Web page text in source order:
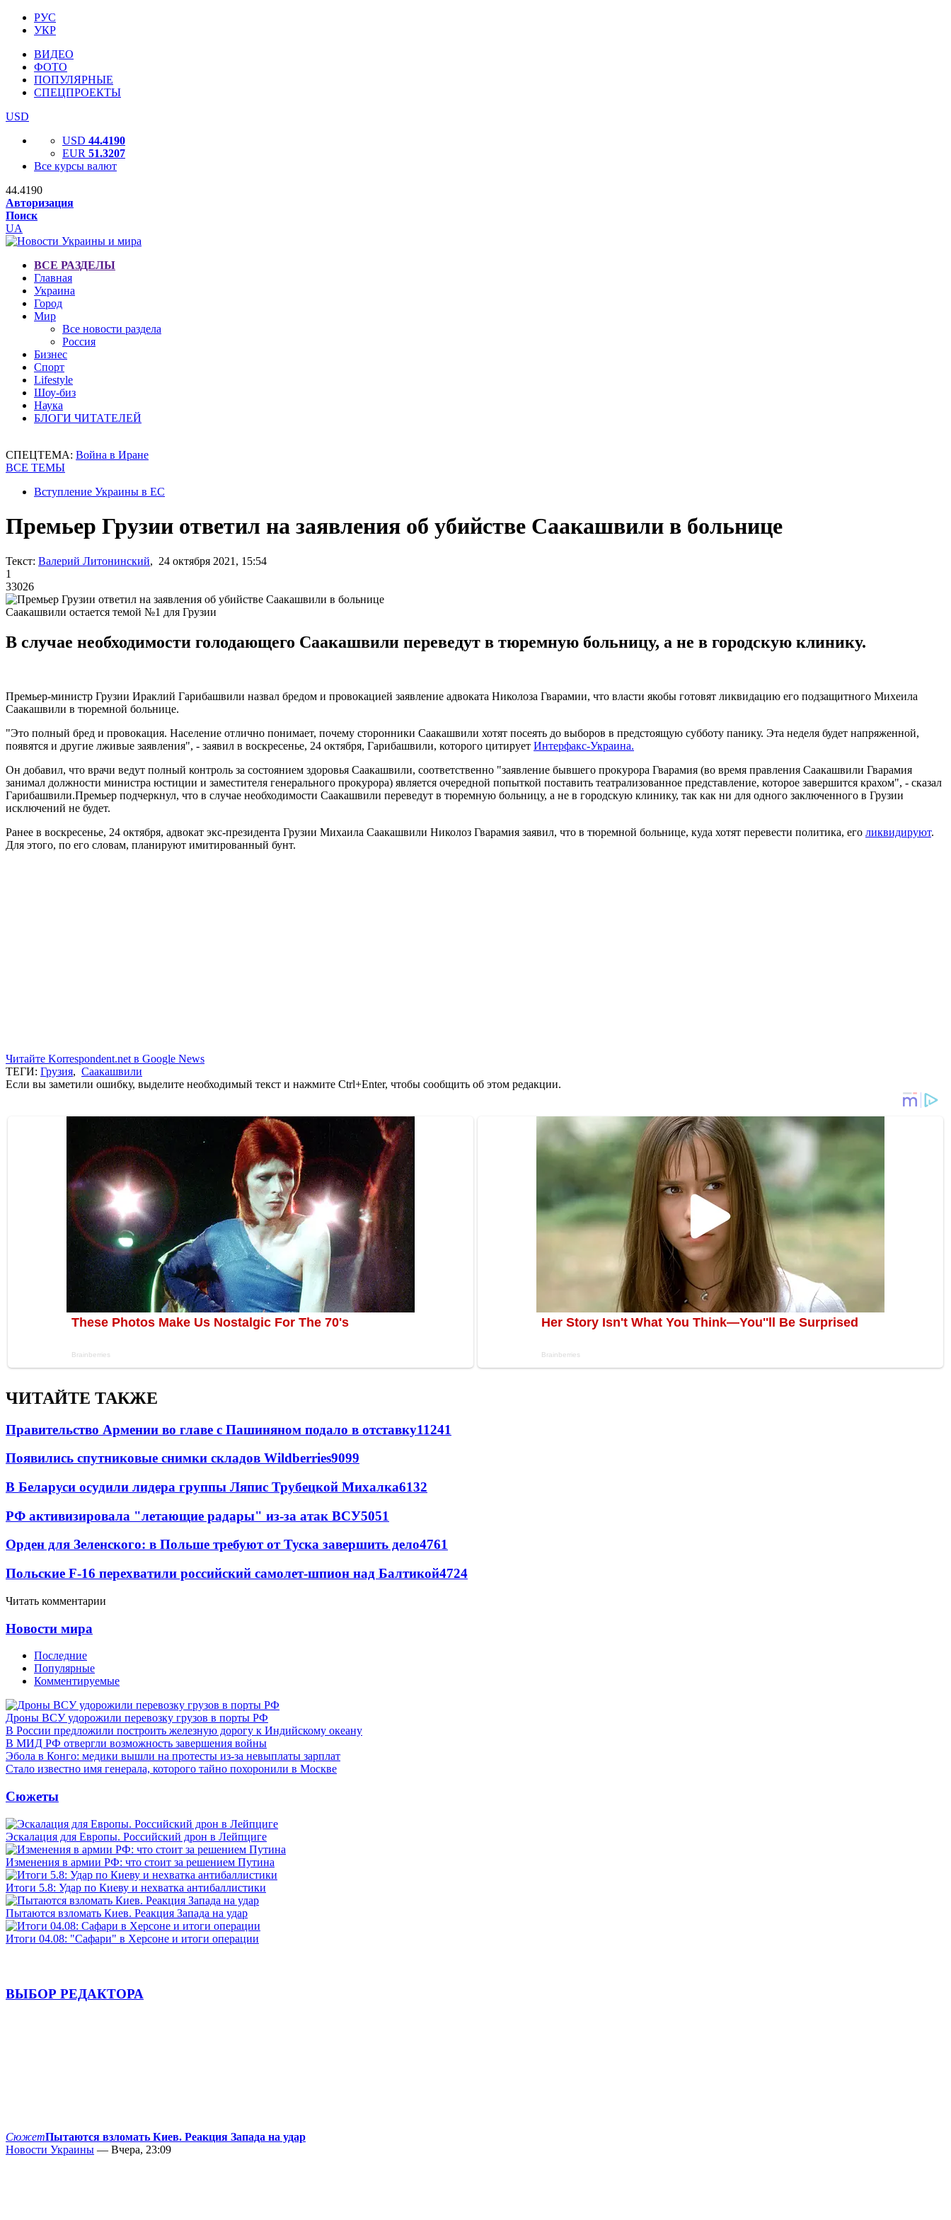
РУС
УКР
ВИДЕО
ФОТО
ПОПУЛЯРНЫЕ
СПЕЦПРОЕКТЫ
USD
USD 44.4190
EUR 51.3207
Все курсы валют
44.4190
Авторизация
Поиск
UA
ВСЕ РАЗДЕЛЫ
Главная
Украина
Город
Мир
Все новости раздела
Россия
Бизнес
Спорт
Lifestyle
Шоу-биз
Наука
БЛОГИ ЧИТАТЕЛЕЙ
СПЕЦТЕМА: Война в Иране
ВСЕ ТЕМЫ
Вступление Украины в ЕС
Премьер Грузии ответил на заявления об убийстве Саакашвили в больнице
Текст: Валерий Литонинский, 24 октября 2021, 15:54
1
33026
Cаакашвили остается темой №1 для Грузии
В случае необходимости голодающего Саакашвили переведут в тюремную больницу, а не в городскую клинику.
Премьер-министр Грузии Ираклий Гарибашвили назвал бредом и провокацией заявление адвоката Николоза Гварамии, что власти якобы готовят ликвидацию его подзащитного Михеила
Саакашвили в тюремной больнице.
"Это полный бред и провокация. Население отлично понимает, почему сторонники Саакашвили хотят посеять до выборов в предстоящую субботу панику. Эта неделя будет напряженной,
появятся и другие лживые заявления", - заявил в воскресенье, 24 октября, Гарибашвили, которого цитирует Интерфакс-Украина.
Он добавил, что врачи ведут полный контроль за состоянием здоровья Саакашвили, соответственно "заявление бывшего прокурора Гварамия (во время правления Саакашвили Гварамия
занимал должности министра юстиции и заместителя генерального прокурора) является очередной попыткой поставить театрализованное представление, которое завершится крахом", - сказал
Гарибашвили.Премьер подчеркнул, что в случае необходимости Саакашвили переведут в тюремную больницу, а не в городскую клинику, так как ни для одного заключенного в Грузии
исключений не будет.
Ранее в воскресенье, 24 октября, адвокат экс-президента Грузии Михаила Саакашвили Николоз Гварамия заявил, что в тюремной больнице, куда хотят перевести политика, его ликвидируют.
Для этого, по его словам, планируют имитированный бунт.
Читайте Korrespondent.net в Google News
ТЕГИ: Грузия, Саакашвили
Если вы заметили ошибку, выделите необходимый текст и нажмите Ctrl+Enter, чтобы сообщить об этом редакции.
ЧИТАЙТЕ ТАКЖЕ
Правительство Армении во главе с Пашиняном подало в отставку11241
Появились спутниковые снимки складов Wildberries9099
В Беларуси осудили лидера группы Ляпис Трубецкой Михалка6132
РФ активизировала "летающие радары" из-за атак ВСУ5051
Орден для Зеленского: в Польше требуют от Туска завершить дело4761
Польские F-16 перехватили российский самолет-шпион над Балтикой4724
Читать комментарии
Новости мира
Последние
Популярные
Комментируемые
Дроны ВСУ удорожили перевозку грузов в порты РФ
В России предложили построить железную дорогу к Индийскому океану
В МИД РФ отвергли возможность завершения войны
Эбола в Конго: медики вышли на протесты из-за невыплаты зарплат
Стало известно имя генерала, которого тайно похоронили в Москве
Сюжеты
Эскалация для Европы. Российский дрон в Лейпциге
Изменения в армии РФ: что стоит за решением Путина
Итоги 5.8: Удар по Киеву и нехватка антибаллистики
Пытаются взломать Киев. Реакция Запада на удар
Итоги 04.08: "Сафари" в Херсоне и итоги операции
ВЫБОР РЕДАКТОРА
СюжетПытаются взломать Киев. Реакция Запада на удар
Новости Украины — Вчера, 23:09